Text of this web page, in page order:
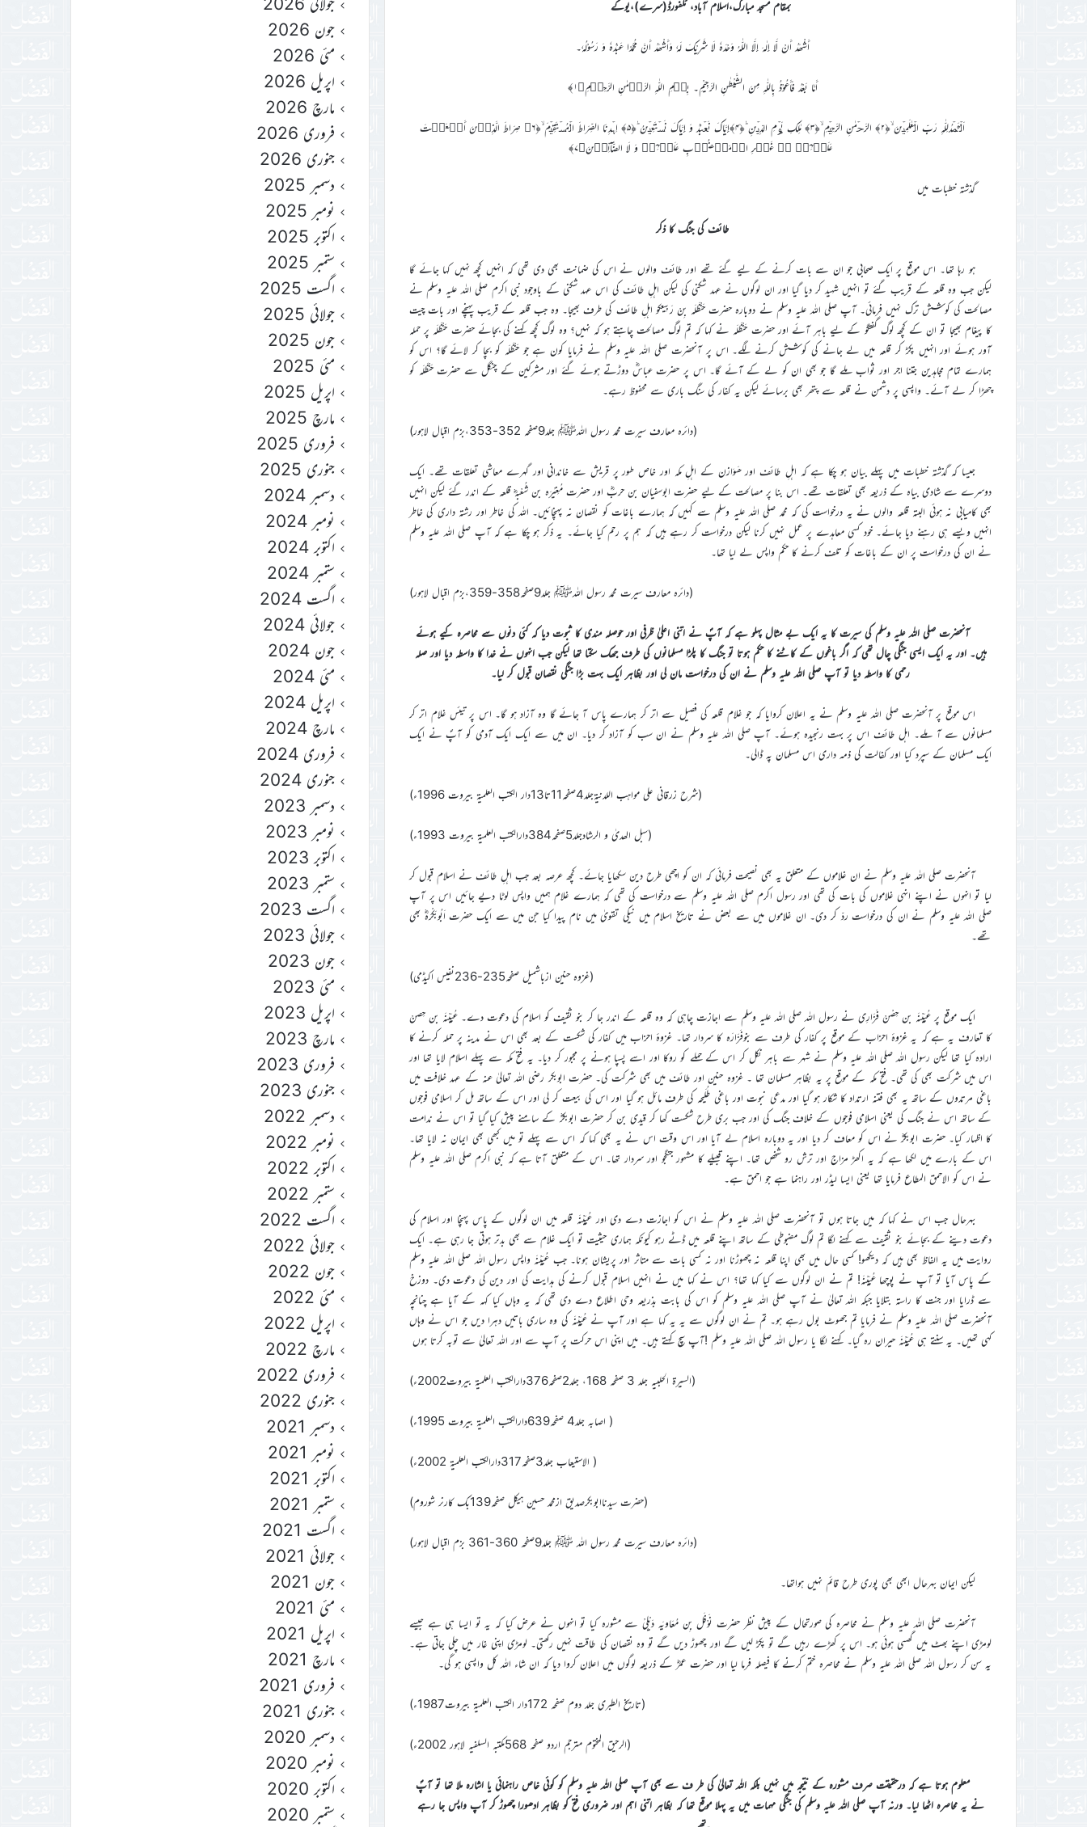
بمقام مسجد مبارک،اسلام آباد، ٹلفورڈ(سرے)،یوکے
أَشْھَدُ أَنْ لَّا إِلٰہَ إِلَّا اللّٰہُ وَحْدَہٗ لَا شَرِيْکَ لَہٗ وَأَشْھَدُ أَنَّ مُحَمَّدًا عَبْدُہٗ وَ رَسُوْلُہٗ۔
أَمَّا بَعْدُ فَأَعُوْذُ بِاللّٰہِ مِنَ الشَّيْطٰنِ الرَّجِيْمِ۔ بِسۡمِ اللّٰہِ الرَّحۡمٰنِ الرَّحِیۡمِ﴿۱﴾
اَلۡحَمۡدُلِلّٰہِ رَبِّ الۡعٰلَمِیۡنَ ۙ﴿۲﴾ الرَّحۡمٰنِ الرَّحِیۡمِ ۙ﴿۳﴾ مٰلِکِ یَوۡمِ الدِّیۡنِ ؕ﴿۴﴾إِیَّاکَ نَعۡبُدُ وَ إِیَّاکَ نَسۡتَعِیۡنُ ؕ﴿۵﴾ اِہۡدِنَا الصِّرَاطَ الۡمُسۡتَقِیۡمَ ۙ﴿۶﴾ صِرَاطَ الَّذِیۡنَ أَنۡعَمۡتَ
عَلَیۡہِمۡ ۬ۙ غَیۡرِ الۡمَغۡضُوۡبِ عَلَیۡہِمۡ وَ لَا الضَّآلِّیۡنَ﴿۷﴾
گذشتہ خطبات میں
طائف کی جنگ کا ذکر
ہو رہا تھا۔ اس موقع پر ایک صحابی جو ان سے بات کرنے کے لیے گئے تھے اور طائف والوں نے اس کی ضمانت بھی دی تھی کہ انہیں کچھ نہیں کہا جائے گا
لیکن جب وہ قلعہ کے قریب گئے تو انہیں شہید کر دیا گیا اور ان لوگوں نے عہد شکنی کی لیکن اہلِ طائف کی اس عہد شکنی کے باوجود نبی اکرم صلی اللہ علیہ وسلم نے
مصالحت کی کوشش ترک نہیں فرمائی۔ آپ صلی اللہ علیہ وسلم نے دوبارہ حضرت حَنْظَلَہ بِنْ رَبِیعکو اہلِ طائف کی طرف بھیجا۔ وہ جب قلعہ کے قریب پہنچے اور بات چیت
کا پیغام بھیجا تو ان کے کچھ لوگ گفتگو کے لیے باہر آئے اور حضرت حَنْظَلَہ نے کہا کہ تم لوگ مصالحت چاہتے ہو کہ نہیں؟ وہ لوگ کچھ کہنے کی بجائے حضرت حَنْظَلَہ پر حملہ
آور ہوئے اور انہیں پکڑ کر قلعہ میں لے جانے کی کوشش کرنے لگے۔ اس پر آنحضرت صلی اللہ علیہ وسلم نے فرمایا کون ہے جو حَنْظَلَہ کو بچا کر لائے گا؟ اس کو
ہمارے تمام مجاہدین جتنا اجر اور ثواب ملے گا جو بھی ان کو لے کے آئے گا۔ اس پر حضرت عباسؓ دوڑتے ہوئے گئے اور مشرکین کے چنگل سے حضرت حَنْظَلَہ کو
چھڑا کر لے آئے۔ واپسی پر دشمن نے قلعہ سے پتھر بھی برسائے لیکن یہ کفار کی سنگ باری سے محفوظ رہے۔
(دائرہ معارف سیرت محمد رسول اللہﷺ جلد9صفحہ 352-353،بزم اقبال لاہور)
جیسا کہ گذشتہ خطبات میں پہلے بیان ہو چکا ہے کہ اہلِ طائف اور ھَوَازن کے اہلِ مکہ اور خاص طور پر قریش سے خاندانی اور گہرے معاشی تعلقات تھے۔ ایک
دوسرے سے شادی بیاہ کے ذریعہ بھی تعلقات تھے۔ اس بنا پر مصالحت کے لیے حضرت ابوسفیان بن حربؓ اور حضرت مُغِیْرَہ بن شُعْبہؓ قلعہ کے اندر گئے لیکن انہیں
بھی کامیابی نہ ہوئی البتہ قلعہ والوں نے یہ درخواست کی کہ محمد صلی اللہ علیہ وسلم سے کہیں کہ ہمارے باغات کو نقصان نہ پہنچائیں۔ اللہ کی خاطر اور رشتہ داری کی خاطر
انہیں ویسے ہی رہنے دیا جائے۔ خود کسی معاہدے پر عمل نہیں کرنا لیکن درخواست کر رہے ہیں کہ ہم پر رحم کیا جائے۔ یہ ذکر ہو چکا ہے کہ آپ صلی اللہ علیہ وسلم
نے ان کی درخواست پر ان کے باغات کو تلف کرنے کا حکم واپس لے لیا تھا۔
(دائرہ معارف سیرت محمد رسول اللہﷺ جلد9صفحہ358-359،بزم اقبال لاہور)
آنحضرت صلی اللہ علیہ وسلم کی سیرت کا یہ ایک بے مثال پہلو ہے کہ آپؐ نے اتنی اعلیٰ ظرفی اور حوصلہ مندی کا ثبوت دیا کہ کئی دنوں سے محاصرہ کیے ہوئے
ہیں۔ اور یہ ایک ایسی جنگی چال تھی کہ اگر باغوں کے کاٹنے کا حکم ہوتا تو جنگ کا پلڑا مسلمانوں کی طرف جھک سکتا تھا لیکن جب انہوں نے خدا کا واسطہ دیا اور صلہ
رحمی کا واسطہ دیا تو آپ صلی اللہ علیہ وسلم نے ان کی درخواست مان لی اور بظاہر ایک بہت بڑا جنگی نقصان قبول کر لیا۔
اس موقع پر آنحضرت صلی اللہ علیہ وسلم نے یہ اعلان کروایا کہ جو غلام قلعہ کی فصیل سے اتر کر ہمارے پاس آ جائے گا وہ آزاد ہو گا۔ اس پر تیئس غلام اتر کر
مسلمانوں سے آ ملے۔ اہل طائف اس پر بہت رنجیدہ ہوئے۔ آپ صلی اللہ علیہ وسلم نے ان سب کو آزاد کر دیا۔ ان میں سے ایک ایک آدمی کو آپؐ نے ایک
ایک مسلمان کے سپرد کیا اور کفالت کی ذمہ داری اس مسلمان پہ ڈالی۔
(شرح زرقانی علی مواہب اللدنیۃجلد4صفحہ11تا13دار الکتب العلمیۃ بیروت 1996ء)
(سبل الھدیٰ و الرشادجلد5صفحہ384دارالکتب العلمیۃ بیروت 1993ء)
آنحضرت صلی اللہ علیہ وسلم نے ان غلاموں کے متعلق یہ بھی نصیحت فرمائی کہ ان کو اچھی طرح دین سکھایا جائے۔ کچھ عرصہ بعد جب اہلِ طائف نے اسلام قبول کر
لیا تو انہوں نے اپنے انہی غلاموں کی بات کی تھی اور رسول اکرم صلی اللہ علیہ وسلم سے درخواست کی تھی کہ ہمارے غلام ہمیں واپس لوٹا دیے جائیں اس پر آپ
صلی اللہ علیہ وسلم نے ان کی درخواست ردّ کر دی۔ ان غلاموں میں سے بعض نے تاریخ اسلام میں نیکی تقویٰ میں نام پیدا کیا جن میں سے ایک حضرت اَبُوبَکْرَہؓ بھی
تھے۔
(غزوہ حنین ازباشمیل صفحہ235-236نفیس اکیڈمی)
ایک موقع پر عُیَیْنَہ بن حِصْنْ فَزَارِی نے رسول اللہ صلی اللہ علیہ وسلم سے اجازت چاہی کہ وہ قلعہ کے اندر جا کر بنو ثقیف کو اسلام کی دعوت دے۔ عُیَیْنَہ بن حِصنْ
کا تعارف یہ ہے کہ یہ غزوۂ احزاب کے موقع پر کفار کی طرف سے بنوفَزَارَہ کا سردار تھا۔ غزوۂ احزاب میں کفار کی شکست کے بعد بھی اس نے مدینہ پر حملہ کرنے کا
ارادہ کیا تھا لیکن رسول اللہ صلی اللہ علیہ وسلم نے شہر سے باہر نکل کر اس کے حملے کو روکا اور اسے پسپا ہونے پر مجبور کر دیا۔ یہ فتح مکہ سے پہلے اسلام لایا تھا اور
اس میں شرکت بھی کی تھی۔ فتح مکہ کے موقع پر یہ بظاہر مسلمان تھا ۔ غزوہ حنین اور طائف میں بھی شرکت کی۔ حضرت ابوبکر رضی اللہ تعالیٰ عنہ کے عہد خلافت میں
باغی مرتدوں کے ساتھ یہ بھی فتنہ ارتداد کا شکار ہو گیا اور مدعی نبوت اور باغی طُلَیحہ کی طرف مائل ہو گیا اور اس کی بیعت کر لی اور اس کے ساتھ مل کر اسلامی فوجوں
کے ساتھ اس نے جنگ کی یعنی اسلامی فوجوں کے خلاف جنگ کی اور جب بری طرح شکست کھا کر قیدی بن کر حضرت ابوبکرؓ کے سامنے پیش کیا گیا تو اس نے ندامت
کا اظہار کیا۔ حضرت ابوبکرؓ نے اس کو معاف کر دیا اور یہ دوبارہ اسلام لے آیا اور اس وقت اس نے یہ بھی کہا کہ اس سے پہلے تو میں کبھی بھی ایمان نہ لایا تھا۔
اس کے بارے میں لکھا ہے کہ یہ اکھڑ مزاج اور ترش رو شخص تھا۔ اپنے قبیلے کا مشہور جنگجو اور سردار تھا۔ اس کے متعلق آتا ہے کہ نبی اکرم صلی اللہ علیہ وسلم
نے اس کو الاحمق المطاع فرمایا تھا یعنی ایسا لیڈر اور راہنما ہے جو احمق ہے۔
بہرحال جب اس نے کہا کہ میں جاتا ہوں تو آنحضرت صلی اللہ علیہ وسلم نے اس کو اجازت دے دی اور عُیَیْنَہ قلعہ میں ان لوگوں کے پاس پہنچا اور اسلام کی
دعوت دینے کے بجائے بنو ثقیف سے کہنے لگا تم لوگ مضبوطی کے ساتھ اپنے قلعہ میں ڈٹے رہو کیونکہ ہماری حیثیت تو ایک غلام سے بھی بدتر ہوتی جا رہی ہے۔ ایک
روایت میں یہ الفاظ بھی ہیں کہ دیکھو! کسی حال میں بھی اپنا قلعہ نہ چھوڑنا اور نہ کسی بات سے متاثر اور پریشان ہونا۔ جب عُیَیْنَہ واپس رسول اللہ صلی اللہ علیہ وسلم
کے پاس آیا تو آپ نے پوچھا عُیَیْنَہ! تم نے ان لوگوں سے کیا کہا تھا؟ اس نے کہا میں نے انہیں اسلام قبول کرنے کی ہدایت کی اور دین کی دعوت دی۔ دوزخ
سے ڈرایا اور جنت کا راستہ بتلایا جبکہ اللہ تعالیٰ نے آپ صلی اللہ علیہ وسلم کو اس کی بابت بذریعہ وحی اطلاع دے دی تھی کہ یہ وہاں کیا کہہ کے آیا ہے چنانچہ
آنحضرت صلی اللہ علیہ وسلم نے فرمایا تم جھوٹ بول رہے ہو۔ تم نے ان لوگوں سے یہ یہ کہا ہے اور آپ نے عُیَیْنَہ کی وہ ساری باتیں دہرا دیں جو اس نے وہاں
کہی تھیں۔ یہ سنتے ہی عُیَیْنَہ حیران رہ گیا۔ کہنے لگا یا رسول اللہ صلی اللہ علیہ وسلم !آپ سچ کہتے ہیں۔ میں اپنی اس حرکت پر آپ سے اور اللہ تعالیٰ سے توبہ کرتا ہوں
(السیرۃ الحلبیہ جلد 3 صفحہ 168، جلد2صفحہ376دارالکتب العلمیۃ بیروت2002ء)
( اصابہ جلد4 صفحہ639دارالکتب العلمیۃ بیروت 1995ء)
( الاستیعاب جلد3صفحہ317دارالکتب العلمیۃ 2002ء)
(حضرت سیدناابوبکرصدیق ازمحمد حسین ہیکل صفحہ139بک کارنر شوروم)
(دائرہ معارف سیرت محمد رسول اللہ ﷺ جلد9صفحہ 360-361 بزم اقبال لاہور)
لیکن ایمان بہرحال ابھی بھی پوری طرح قائم نہیں ہواتھا۔
آنحضرت صلی اللہ علیہ وسلم نے محاصرہ کی صورتحال کے پیش نظر حضرت نَوْفَل بِن مُعَاویَہ دَیْلِیْ سے مشورہ کیا تو انہوں نے عرض کیا کہ یہ تو ایسا ہی ہے جیسے
لومڑی اپنے بھٹ میں گھسی ہوئی ہو۔ اس پر کھڑے رہیں گے تو پکڑ لیں گے اور چھوڑ دیں گے تو وہ نقصان کی طاقت نہیں رکھتی۔ لومڑی اپنی غار میں چلی جاتی ہے۔
یہ سن کر رسول اللہ صلی اللہ علیہ وسلم نے محاصرہ ختم کرنے کا فیصلہ فرما لیا اور حضرت عمرؓ کے ذریعہ لوگوں میں اعلان کروا دیا کہ ان شاء اللہ کل واپسی ہو گی۔
(تاریخ الطبری جلد دوم صفحہ 172دار الکتب العلمیۃ بیروت1987ء)
(الرحیق المختوم مترجم اردو صفحہ 568مکتبہ السلفیہ لاہور 2002ء)
معلوم ہوتا ہے کہ درحقیقت صرف مشورہ کے نتیجہ میں نہیں بلکہ اللہ تعالیٰ کی طر ف سے بھی آپ صلی اللہ علیہ وسلم کو کوئی خاص راہنمائی یا اشارہ ملا تھا تو آپؐ
نے یہ محاصرہ اٹھا لیا۔ ورنہ آپ صلی اللہ علیہ وسلم کی جنگی مہمات میں یہ پہلا موقع تھا کہ بظاہر اتنی اہم اور ضروری فتح کو بظاہر ادھورا چھوڑ کر آپ واپس جا رہے
جون 2026
مئی 2026
اپریل 2026
مارچ 2026
فروری 2026
جنوری 2026
دسمبر 2025
نومبر 2025
اکتوبر 2025
ستمبر 2025
اگست 2025
جولائی 2025
جون 2025
مئی 2025
اپریل 2025
مارچ 2025
فروری 2025
جنوری 2025
دسمبر 2024
نومبر 2024
اکتوبر 2024
ستمبر 2024
اگست 2024
جولائی 2024
جون 2024
مئی 2024
اپریل 2024
مارچ 2024
فروری 2024
جنوری 2024
دسمبر 2023
نومبر 2023
اکتوبر 2023
ستمبر 2023
اگست 2023
جولائی 2023
جون 2023
مئی 2023
اپریل 2023
مارچ 2023
فروری 2023
جنوری 2023
دسمبر 2022
نومبر 2022
اکتوبر 2022
ستمبر 2022
اگست 2022
جولائی 2022
جون 2022
مئی 2022
اپریل 2022
مارچ 2022
فروری 2022
جنوری 2022
دسمبر 2021
نومبر 2021
اکتوبر 2021
ستمبر 2021
اگست 2021
جولائی 2021
جون 2021
مئی 2021
اپریل 2021
مارچ 2021
فروری 2021
جنوری 2021
دسمبر 2020
نومبر 2020
اکتوبر 2020
ستمبر 2020